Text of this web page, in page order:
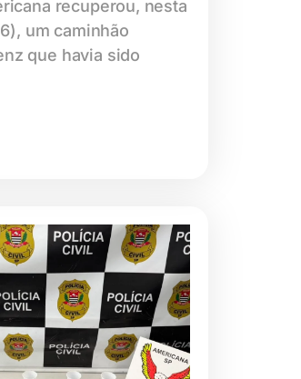
recuperou, nesta
um caminhão
que havia sido